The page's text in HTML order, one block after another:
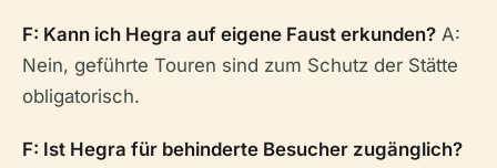
F: Kann ich Hegra auf eigene Faust erkunden? A:
Nein, geführte Touren sind zum Schutz der Stätte
obligatorisch.
F: Ist Hegra für behinderte Besucher zugänglich?